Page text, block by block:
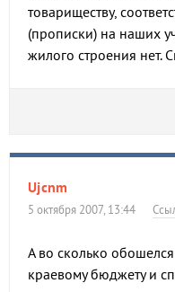
товариществу,
(прописки) на наших
жилого строения нет.
Ujcnm
5 октября 2007, 13:44
А во сколько
краевому бюджету и